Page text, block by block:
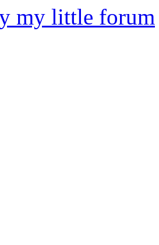
my little forum